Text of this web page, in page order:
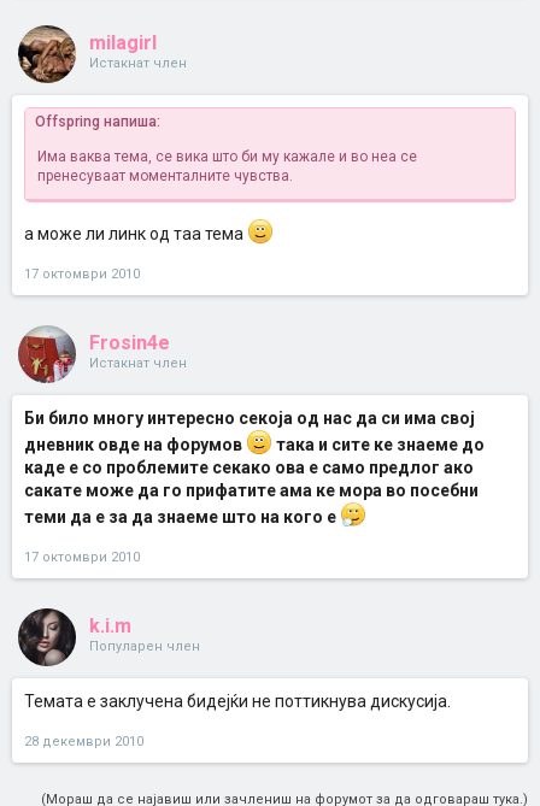
milagirl
Истакнат член
Offspring напиша:
Има ваква тема, се вика што би му кажале и во неа се
пренесуваат моменталните чувства.
а може ли линк од таа тема
17 октомври 2010
Frosin4e
Истакнат член
Би било многу интересно секоја од нас да си има свој
дневник овде на форумов
така и сите ке знаеме до
каде е со проблемите секако ова е само предлог ако
сакате може да го прифатите ама ке мора во посебни
теми да е за да знаеме што на кого е
17 октомври 2010
k.i.m
Популарен член
Темата е заклучена бидејќи не поттикнува дискусија.
28 декември 2010
(Мораш да се најавиш или зачлениш на форумот за да одговараш тука.)